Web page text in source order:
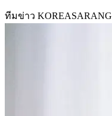
ทีมข่าว KOREASARANG